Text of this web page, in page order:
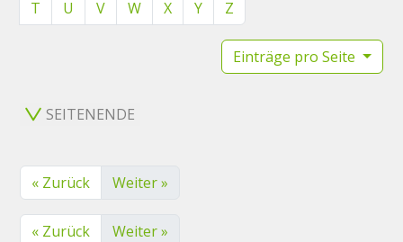
T
U V W X Y Z
Einträge pro Seite
SEITENENDE
« Zurück Weiter »
« Zurück Weiter »